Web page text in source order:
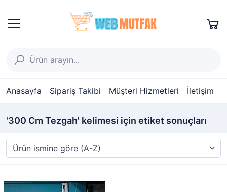
Anasayfa Sipariş Takibi Müşteri Hizmetleri İletişim
'300 Cm Tezgah' kelimesi için etiket sonuçları